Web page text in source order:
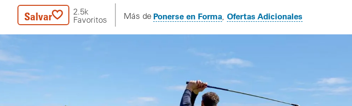
Salvar
2.5k
Favoritos
Más de Ponerse en Forma Ofertas Adicionales